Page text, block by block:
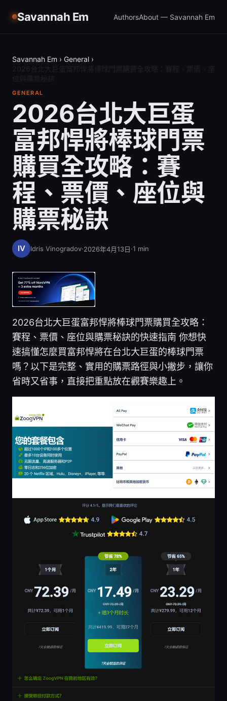
Savannah Em AuthorsAbout — Savannah Em
Savannah Em › General ›
GENERAL
2026台北大巨蛋
富邦悍將棒球門票
購買全攻略：賽
程、票價、座位與
購票秘訣
Idris Vinogradov·2026年4月13日·1 min
2026台北大巨蛋富邦悍將棒球門票購買全攻略：
賽程、票價、座位與購票秘訣的快速指南 你想快
速搞懂怎麼買富邦悍將在台北大巨蛋的棒球門票
嗎？以下是完整、實用的購票路徑與小撇步，讓你
省時又省事，直接把重點放在觀賽樂趣上。